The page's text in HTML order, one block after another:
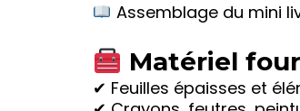
Assemblage du mini
Matériel
✔ Feuilles épaisses et